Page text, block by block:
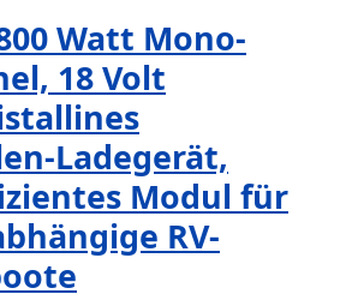
Watt Mono-
18 Volt
Ladegerät,
Modul für
RV-